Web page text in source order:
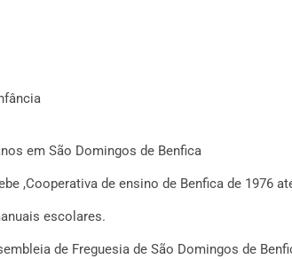
em São Domingos de Benfica
,Cooperativa de ensino de Benfica de 1976
escolares.
de Freguesia de São Domingos de